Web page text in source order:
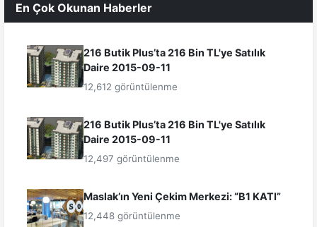
En Çok Okunan Haberler
216 Butik Plus’ta 216 Bin TL'ye Satılık
Daire 2015-09-11
12,612 görüntülenme
216 Butik Plus’ta 216 Bin TL'ye Satılık
Daire 2015-09-11
12,497 görüntülenme
Maslak’ın Yeni Çekim Merkezi: “B1 KATI”
12,448 görüntülenme